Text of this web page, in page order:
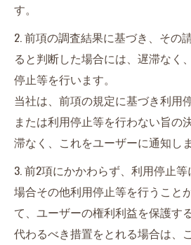
す。
2. 前項の調査結果に基づき、その
ると判断した場合には、遅滞なく
停止等を行います。
当社は、前項の規定に基づき利用
または利用停止等を行わない旨の
滞なく、これをユーザーに通知しま
3. 前2項にかかわらず、利用停止
場合その他利用停止等を行うこと
て、ユーザーの権利利益を保護す
代わるべき措置をとれる場合は、